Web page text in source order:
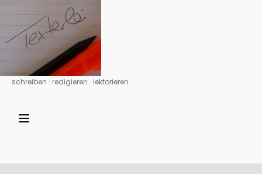
schreiben ∙ redigieren ∙ lektorieren